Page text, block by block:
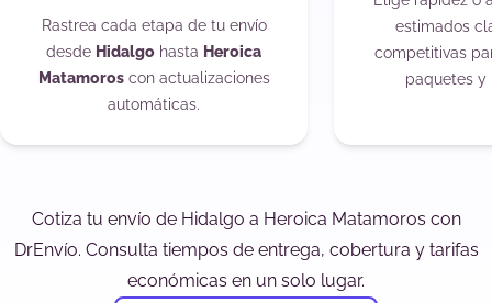
Rastrea cada etapa de tu envío
desde Hidalgo hasta Heroica
Matamoroscon actualizaciones
automáticas.
estimados
competitivas
paquetes y
Cotiza tu envío de Hidalgo a Heroica Matamoros con
DrEnvío. Consulta tiempos de entrega, cobertura y tarifas
económicas en un solo lugar.